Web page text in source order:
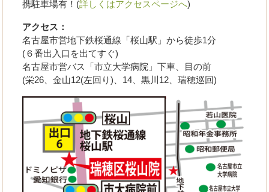
携駐車場有！(詳しくはアクセスページへ)
アクセス：
名古屋市営地下鉄桜通線「桜山駅」から徒歩1分
(６番出入口を出てすぐ)
名古屋市営バス「市立大学病院」下車、目の前
(栄26、金山12(左回り)、14、黒川12、瑞穂巡回)